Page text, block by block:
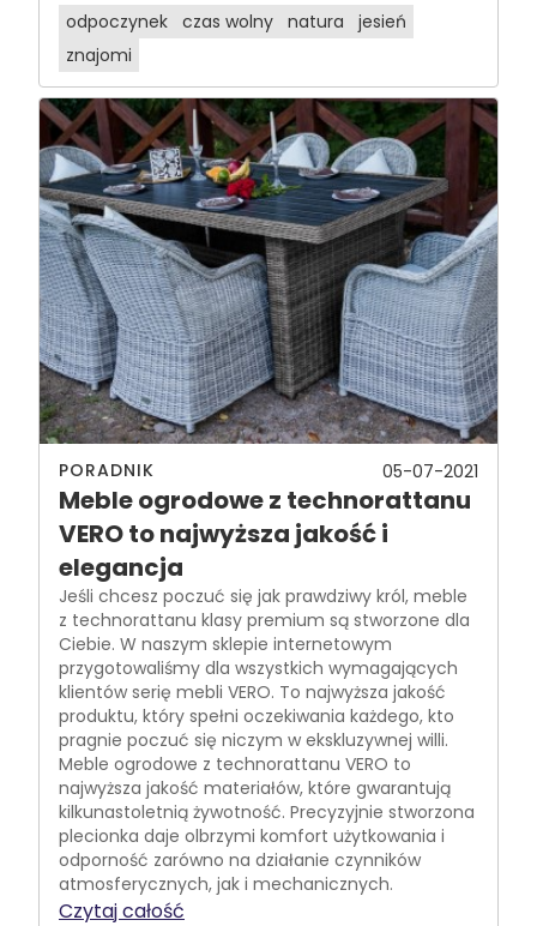
odpoczynek czas wolny natura
jesień
znajomi
PORADNIK 05-07-2021
Meble ogrodowe z technorattanu
VERO to najwyższa jakość i
elegancja
Jeśli chcesz poczuć się jak prawdziwy król, meble
z technorattanu klasy premium są stworzone dla
Ciebie. W naszym sklepie internetowym
przygotowaliśmy dla wszystkich wymagających
klientów serię mebli VERO. To najwyższa jakość
produktu, który spełni oczekiwania każdego, kto
pragnie poczuć się niczym w ekskluzywnej willi.
Meble ogrodowe z technorattanu VERO to
najwyższa jakość materiałów, które gwarantują
kilkunastoletnią żywotność. Precyzyjnie stworzona
plecionka daje olbrzymi komfort użytkowania i
odporność zarówno na działanie czynników
atmosferycznych, jak i mechanicznych.
Czytaj całość